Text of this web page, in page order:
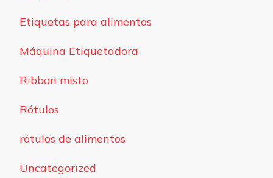
Etiquetas para alimentos
Máquina Etiquetadora
Ribbon misto
Rótulos
rótulos de alimentos
Uncategorized